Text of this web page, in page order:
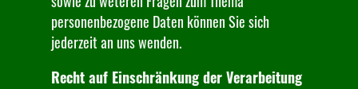
personenbezogene Daten können Sie sich
jederzeit an uns wenden.
Recht auf Einschränkung der Verarbeitung